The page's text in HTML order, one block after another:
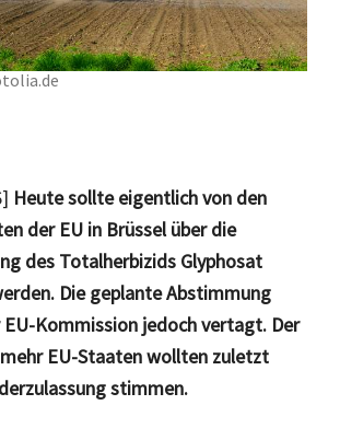
Heute sollte eigentlich von den
der EU in Brüssel über die
des Totalherbizids Glyphosat
Die geplante Abstimmung
Kommission jedoch vertagt. Der
EU-Staaten wollten zuletzt
stimmen.